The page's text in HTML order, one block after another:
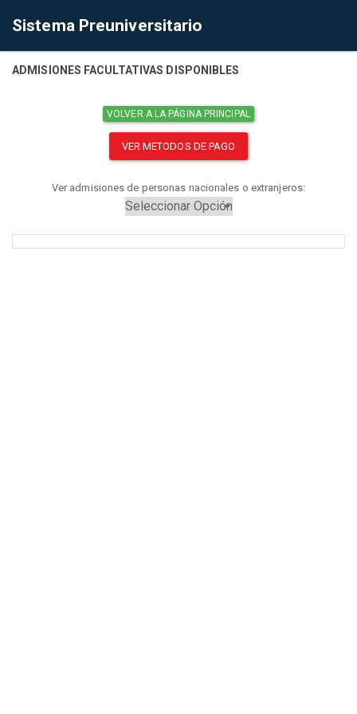
Sistema Preuniversitario
ADMISIONES FACULTATIVAS DISPONIBLES
VOLVER A LA PÁGINA PRINCIPAL
VER METODOS DE PAGO
Ver admisiones de personas nacionales o extranjeros: